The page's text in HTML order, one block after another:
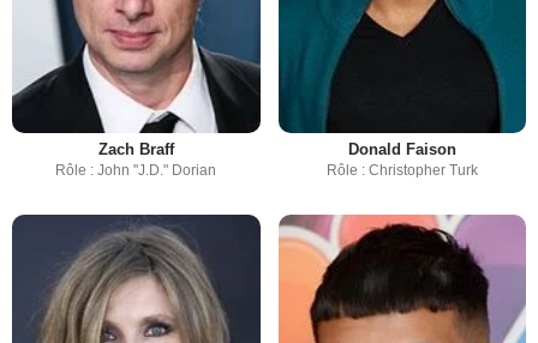
Zach Braff
Rôle : John "J.D." Dorian
Donald Faison
Rôle : Christopher Turk